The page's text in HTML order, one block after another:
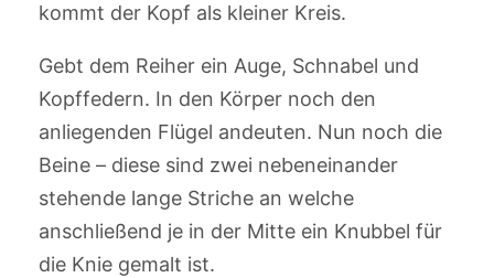
kommt der Kopf als kleiner Kreis.
Gebt dem Reiher ein Auge, Schnabel und
Kopffedern. In den Körper noch den
anliegenden Flügel andeuten. Nun noch die
Beine – diese sind zwei nebeneinander
stehende lange Striche an welche
anschließend je in der Mitte ein Knubbel für
die Knie gemalt ist.